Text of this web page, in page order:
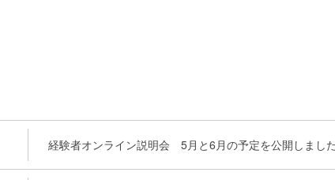
経験者オンライン説明会 5月と6月の予定を公開しました